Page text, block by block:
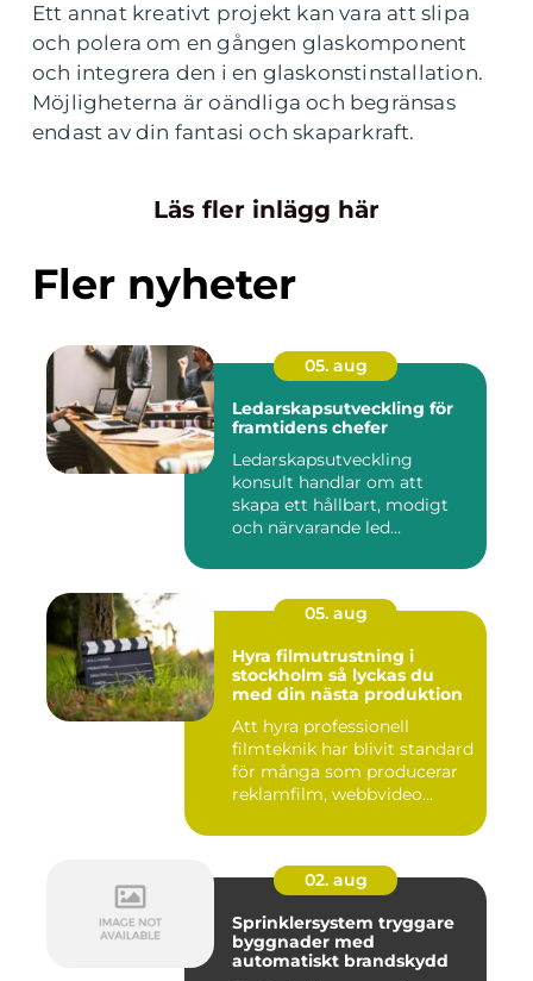
Ett annat kreativt projekt kan vara att slipa
och polera om en gången glaskomponent
och integrera den i en glaskonstinstallation.
Möjligheterna är oändliga och begränsas
endast av din fantasi och skaparkraft.
Läs fler inlägg här
Fler nyheter
05. aug
Ledarskapsutveckling för
framtidens chefer
Ledarskapsutveckling
konsult handlar om att
skapa ett hållbart, modigt
och närvarande led...
05. aug
Hyra filmutrustning i
stockholm så lyckas du
med din nästa produktion
Att hyra professionell
filmteknik har blivit standard
för många som producerar
reklamfilm, webbvideo...
02. aug
Sprinklersystem tryggare
byggnader med
automatiskt brandskydd